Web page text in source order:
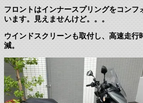
フロントはインナースプリングをコンフ
います。見えませんけど。。。
ウインドスクリーンも取付し、高速走行
減。